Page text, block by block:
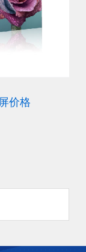
价格